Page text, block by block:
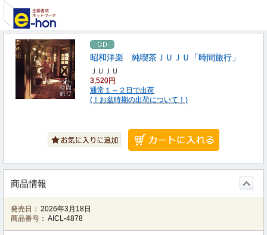
昭和洋楽 純喫茶ＪＵＪＵ「時間旅行」
ＪＵＪＵ
3,520円
通常１～２日で出荷
(！お盆時期の出荷について！)
商品情報
発売日： 2026年3月18日
商品番号： AICL-4878